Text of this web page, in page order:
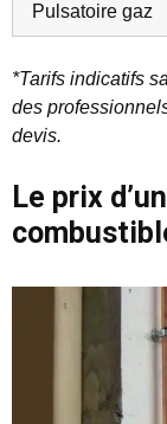
Pulsatoire gaz
*Tarifs indicatifs
des
devis.
Le prix